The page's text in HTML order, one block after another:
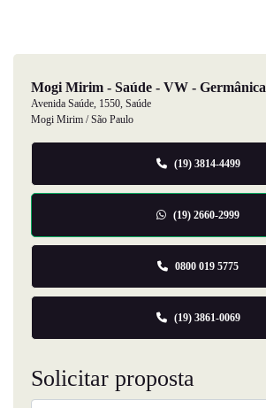
Mogi Mirim - Saúde - VW - Germânica
Avenida Saúde, 1550, Saúde
Mogi Mirim / São Paulo
(19) 3814-4499
(19) 2660-2999
0800 019 5775
(19) 3861-0069
Solicitar proposta